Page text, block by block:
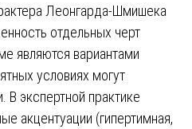
Леонгарда-Шмишека
отдельных черт
являются вариантами
условиях могут
В экспертной практике
акцентуации (гипертимная,